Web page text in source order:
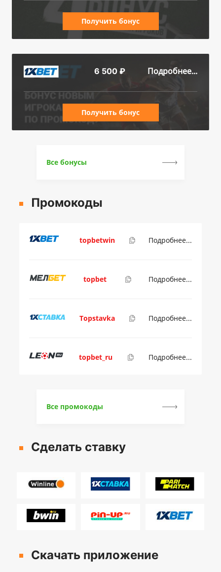
Получить бонус
6 500 ₽ Подробнее...
Получить бонус
Все бонусы
Промокоды
topbetwin Подробнее...
topbet Подробнее...
Topstavka Подробнее...
topbet_ru Подробнее...
Все промокоды
Сделать ставку
Скачать приложение